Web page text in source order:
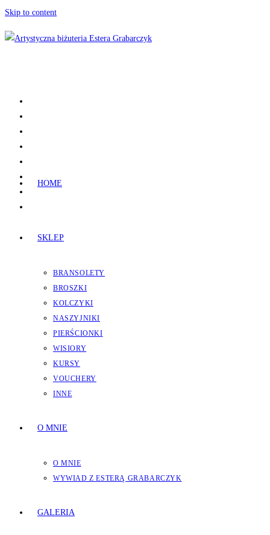
Skip to content
HOME
SKLEP
BRANSOLETY
BROSZKI
KOLCZYKI
NASZYJNIKI
PIERŚCIONKI
WISIORY
KURSY
VOUCHERY
INNE
O MNIE
O MNIE
WYWIAD Z ESTERĄ GRABARCZYK
GALERIA